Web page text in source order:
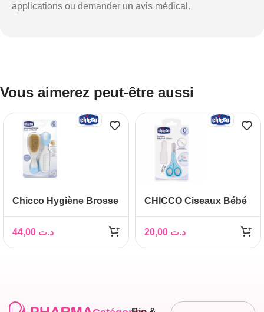
applications ou demander un avis médical.
Vous aimerez peut-être aussi
Chicco Hygiène Brosse
د.ت
CHICCO Ciseaux Bébé
د.ت